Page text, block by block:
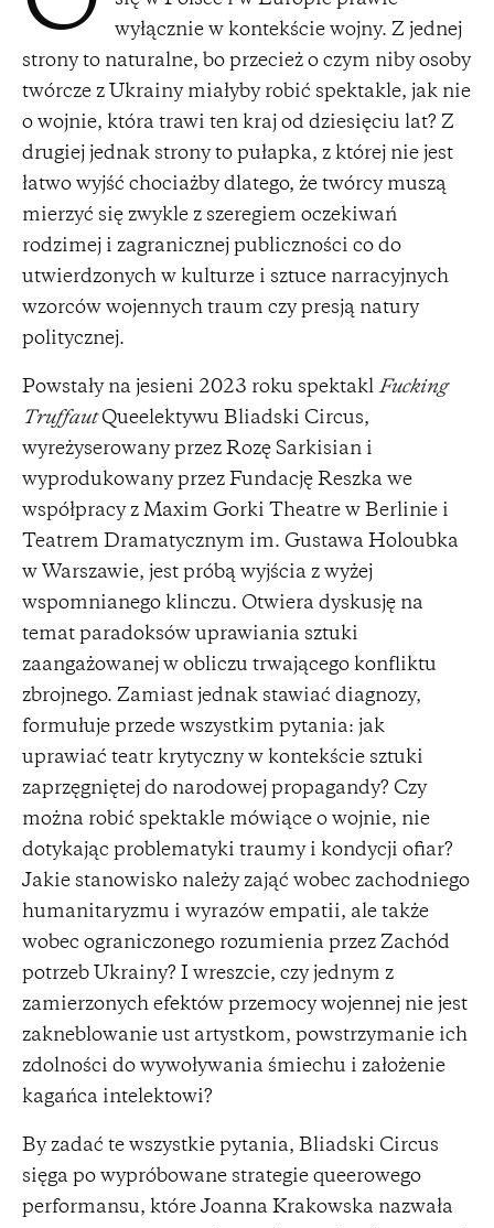
wyłącznie w kontekście wojny. Z jednej
strony to naturalne, bo przecież o czym niby osoby
twórcze z Ukrainy miałyby robić spektakle, jak nie
o wojnie, która trawi ten kraj od dziesięciu lat? Z
drugiej jednak strony to pułapka, z której nie jest
łatwo wyjść chociażby dlatego, że twórcy muszą
mierzyć się zwykle z szeregiem oczekiwań
rodzimej i zagranicznej publiczności co do
utwierdzonych w kulturze i sztuce narracyjnych
wzorców wojennych traum czy presją natury
politycznej.
Powstały na jesieni 2023 roku spektakl Fucking
TruffautQueelektywu Bliadski Circus,
wyreżyserowany przez Rozę Sarkisian i
wyprodukowany przez Fundację Reszka we
współpracy z Maxim Gorki Theatre w Berlinie i
Teatrem Dramatycznym im. Gustawa Holoubka
w Warszawie, jest próbą wyjścia z wyżej
wspomnianego klinczu. Otwiera dyskusję na
temat paradoksów uprawiania sztuki
zaangażowanej w obliczu trwającego konfliktu
zbrojnego. Zamiast jednak stawiać diagnozy,
formułuje przede wszystkim pytania: jak
uprawiać teatr krytyczny w kontekście sztuki
zaprzęgniętej do narodowej propagandy? Czy
można robić spektakle mówiące o wojnie, nie
dotykając problematyki traumy i kondycji ofiar?
Jakie stanowisko należy zająć wobec zachodniego
humanitaryzmu i wyrazów empatii, ale także
wobec ograniczonego rozumienia przez Zachód
potrzeb Ukrainy? I wreszcie, czy jednym z
zamierzonych efektów przemocy wojennej nie jest
zakneblowanie ust artystkom, powstrzymanie ich
zdolności do wywoływania śmiechu i założenie
kagańca intelektowi?
By zadać te wszystkie pytania, Bliadski Circus
sięga po wypróbowane strategie queerowego
performansu, które Joanna Krakowska nazwała